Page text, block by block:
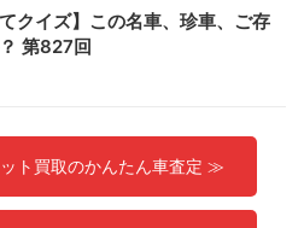
てクイズ】この名車、珍車、ご存
第827回
ト買取のかんたん車査定 ≫